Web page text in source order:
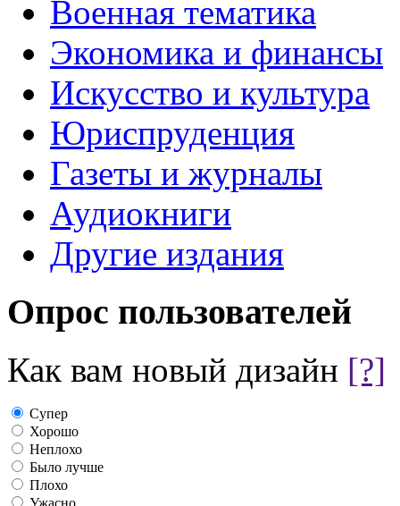
Военная тематика
Экономика и финансы
Искусство и культура
Юриспруденция
Газеты и журналы
Аудиокниги
Другие издания
Опрос пользователей
Как вам новый дизайн [?]
Супер
Хорошо
Неплохо
Было лучше
Плохо
Ужасно